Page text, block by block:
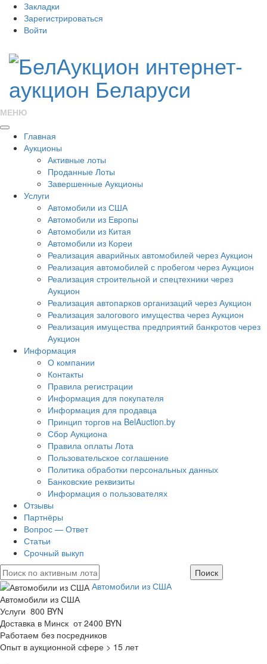
Закладки
Зарегистрироваться
Войти
МЕНЮ
Главная
Аукционы
Активные лоты
Проданные Лоты
Завершенные Аукционы
Услуги
Автомобили из США
Автомобили из Европы
Автомобили из Китая
Автомобили из Кореи
Реализация аварийных автомобилей через Аукцион
Реализация автомобилей с пробегом через Аукцион
Реализация строительной и спецтехники через
Аукцион
Реализация автопарков организаций через Аукцион
Реализация залогового имущества через Аукцион
Реализация имущества предприятий банкротов через
Аукцион
Информация
О компании
Контакты
Правила регистрации
Информация для покупателя
Информация для продавца
Принцип торгов на BelAuction.by
Сбор Аукциона
Правила оплаты Лота
Пользовательское соглашение
Политика обработки персональных данных
Банковские реквизиты
Информация о пользователях
Отзывы
Партнёры
Вопрос — Ответ
Статьи
Срочный выкуп
Автомобили из США
Автомобили из США
Услуги 800 BYN
Доставка в Минск от 2400 BYN
Работаем без посредников
Опыт в аукционной сфере > 15 лет